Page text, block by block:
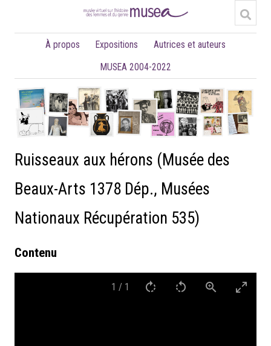
À propos Expositions
Autrices et auteurs
MUSEA 2004-2022
Ruisseaux aux hérons (Musée des
Beaux-Arts 1378 Dép., Musées
Nationaux Récupération 535)
Contenu
1 / 1